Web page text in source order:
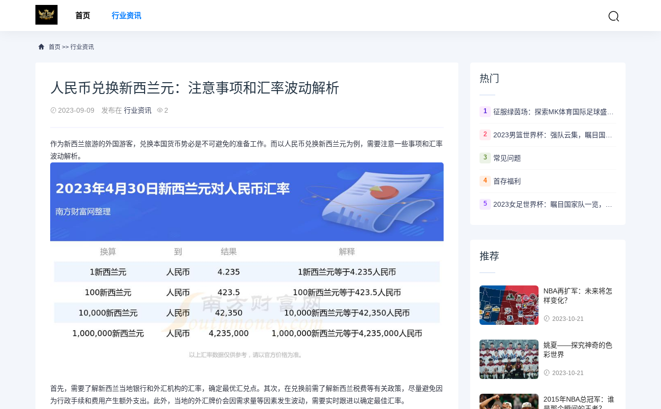
首页 行业资讯
首页 >> 行业资讯
人民币兑换新西兰元：注意事项和汇率波动解析
2023-09-09 发布在 行业资讯 2
作为新西兰旅游的外国游客，兑换本国货币势必是不可避免的准备工作。而以人民币兑换新西兰元为例，需要注意一些事项和汇率
波动解析。
首先，需要了解新西兰当地银行和外汇机构的汇率，确定最优汇兑点。其次，在兑换前需了解新西兰税费等有关政策，尽量避免因
为行政手续和费用产生额外支出。此外，当地的外汇牌价会因需求量等因素发生波动，需要实时跟进以确定最佳汇率。
热门
1 征服绿茵场：探索MK体育国际足球盛事的辉煌传奇
2
3 常见问题
4 首存福利
5
推荐
NBA再扩军：未来将怎
样变化？
2023-10-21
姚夏——探究神奇的色
彩世界
2023-10-21
2015年NBA总冠军：谁